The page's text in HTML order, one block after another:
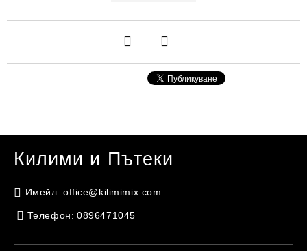
Килими и Пътеки
Имейл: office@kilimimix.com
Телефон: 0896471045